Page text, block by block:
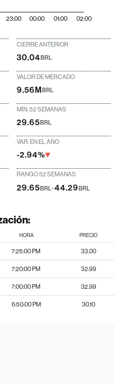
23:00 00:00 01:00 02:00
CIERRE ANTERIOR
30.04BRL
VALOR DE MERCADO
9.56MBRL
MÍN. 52 SEMANAS
29.65BRL
VAR. EN EL AÑO
-2.94%
RANGO 52 SEMANAS
29.65 BRL-44.29 BRL
HORA PRECIO
7:25:00 PM 33.00
7:20:00 PM 32.99
7:00:00 PM 32.99
6:50:00 PM 30.10